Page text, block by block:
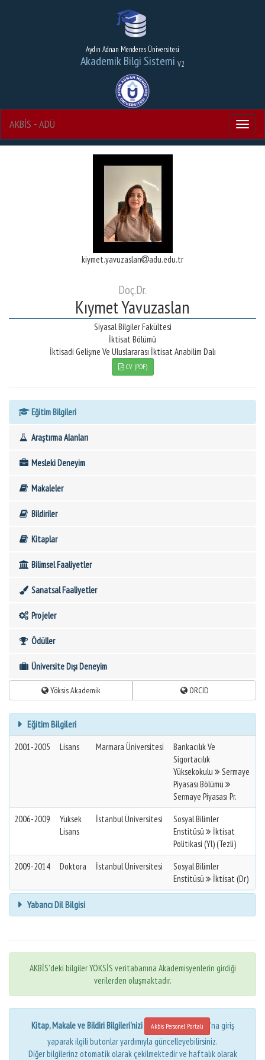
Aydın Adnan Menderes Üniversitesi
Akademik Bilgi Sistemi V2
Menu
AKBİS - ADÜ
kiymet.yavuzaslan adu.edu.tr
Doç.Dr.
Kıymet Yavuzaslan
Siyasal Bilgiler Fakültesi
İktisat Bölümü
İktisadi Gelişme Ve Uluslararası İktisat Anabilim Dalı
CV (PDF)
Eğitim Bilgileri
Araştırma Alanları
Mesleki Deneyim
Makaleler
Bildiriler
Kitaplar
Bilimsel Faaliyetler
Sanatsal Faaliyetler
Projeler
Ödüller
Üniversite Dışı Deneyim
Yöksis Akademik ORCID
Eğitim Bilgileri
2001-2005 Lisans Marmara Üniversitesi
Bankacılık Ve
Sigortacılık
Yüksekokulu
Sermaye
Piyasası Bölümü
Sermaye Piyasası Pr.
2006-2009
Yüksek
Lisans
İstanbul Üniversitesi
Sosyal Bilimler
Enstitüsü
İktisat
Politikasi (Yl) (Tezli)
2009-2014
Doktora İstanbul Üniversitesi
Sosyal Bilimler
Enstitüsü
İktisat (Dr)
Yabancı Dil Bilgisi
AKBİS'deki bilgiler YÖKSİS veritabanına Akademisyenlerin girdiği
verilerden oluşmaktadır.
Kitap, Makale ve Bildiri Bilgileri'nizi Akbis Personel Portalı
'na giriş
yaparak ilgili butonlar yardımıyla güncelleyebilirsiniz.
Diğer bilgilerinz otomatik olarak çekilmektedir ve haftalık olarak